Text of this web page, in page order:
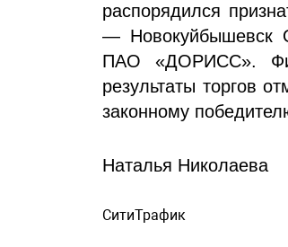
распорядился
— Новокуйбышевск
ПАО «ДОРИСС».
результаты торгов
законному
Наталья Николаева
СитиТрафик